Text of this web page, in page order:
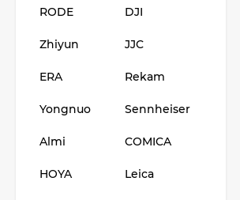
Unit Black
RODE DJI
Zhiyun JJC
ERA Rekam
Yongnuo Sennheiser
Almi COMICA
HOYA Leica